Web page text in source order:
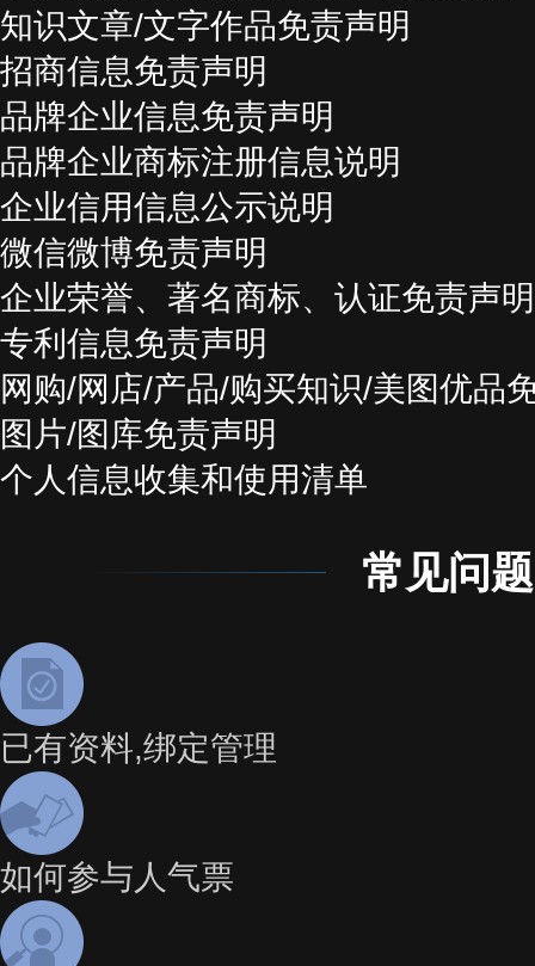
知识文章/文字作品免责声明
招商信息免责声明
品牌企业信息免责声明
品牌企业商标注册信息说明
企业信用信息公示说明
微信微博免责声明
企业荣誉、著名商标、认证免责声明
专利信息免责声明
网购/网店/产品/购买知识/美图优品
图片/图库免责声明
个人信息收集和使用清单
常见问题
已有资料,绑定管理
如何参与人气票